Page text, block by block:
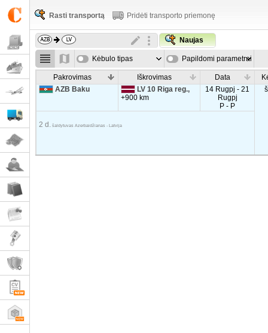
Rasti transportą Pridėti transporto priemonę
Naujas
Kėbulo tipas Papildomi parametrai
Pakrovimas Iškrovimas Data
AZB Baku
LV 10 Riga reg.,
+900 km
14 Rugpj - 21
Rugpj
P - P
2 d. šaldytuvas Azerbaidžianas - Latvija